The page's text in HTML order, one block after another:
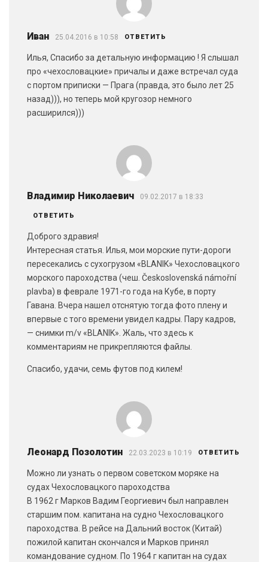
Иван 25.04.2016 в 10:58 ОТВЕТИТЬ
Илья, Спасибо за детальную информацию ! Я слышал
про «чехословацкие» причалы и даже встречал суда
с портом приписки — Прага (правда, это было лет 25
назад))), но теперь мой кругозор немного
расширился)))
Владимир Николаевич 09.02.2017 в 18:33
ОТВЕТИТЬ
Доброго здравия!
Интересная статья. Илья, мои морские пути-дороги
пересекались с сухогрузом «BLANIK» Чехословацкого
морского пароходства (чеш. Československá námořní
plavba) в феврале 1971-го года на Кубе, в порту
Гавана. Вчера нашел отснятую тогда фото плену и
впервые с того времени увидел кадры. Пару кадров,
— снимки m/v «BLANIK». Жаль, что здесь к
комментариям не прикрепляются файлы.
Спасибо, удачи, семь футов под килем!
Леонард Позолотин 22.03.2023 в 10:19 ОТВЕТИТЬ
Можно ли узнать о первом советском моряке на
судах Чехословацкого пароходства
В 1962 г Марков Вадим Георгиевич был направлен
старшим пом. капитана на судно Чехословацкого
пароходства. В рейсе на Дальний восток (Китай)
пожилой капитан скончался и Марков принял
командование судном. По 1964 г капитан на судах